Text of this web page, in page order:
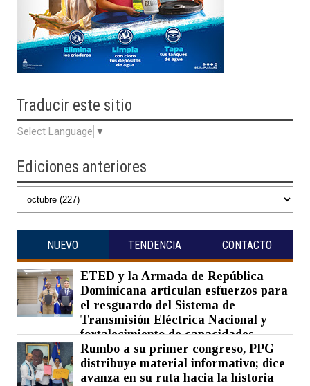
Traducir este sitio
Select Language ▼
Ediciones anteriores
NUEVO TENDENCIA CONTACTO
ETED y la Armada de República
Dominicana articulan esfuerzos para
el resguardo del Sistema de
Transmisión Eléctrica Nacional y
fortalecimiento de capacidades.
Posted on 07 Aug 2026 - 0 Comments
Rumbo a su primer congreso, PPG
distribuye material informativo; dice
avanza en su ruta hacia la historia